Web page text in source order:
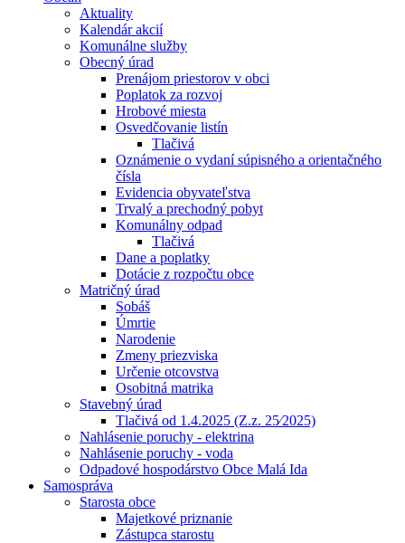
Aktuality
Kalendár akcií
Komunálne služby
Obecný úrad
Prenájom priestorov v obci
Poplatok za rozvoj
Hrobové miesta
Osvedčovanie listín
Tlačivá
Oznámenie o vydaní súpisného a orientačného
čísla
Evidencia obyvateľstva
Trvalý a prechodný pobyt
Komunálny odpad
Tlačivá
Dane a poplatky
Dotácie z rozpočtu obce
Matričný úrad
Sobáš
Úmrtie
Narodenie
Zmeny priezviska
Určenie otcovstva
Osobitná matrika
Stavebný úrad
Tlačivá od 1.4.2025 (Z.z. 25⁄2025)
Nahlásenie poruchy - elektrina
Nahlásenie poruchy - voda
Odpadové hospodárstvo Obce Malá Ida
Samospráva
Starosta obce
Majetkové priznanie
Zástupca starostu